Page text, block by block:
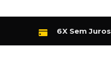
6X Sem Juros